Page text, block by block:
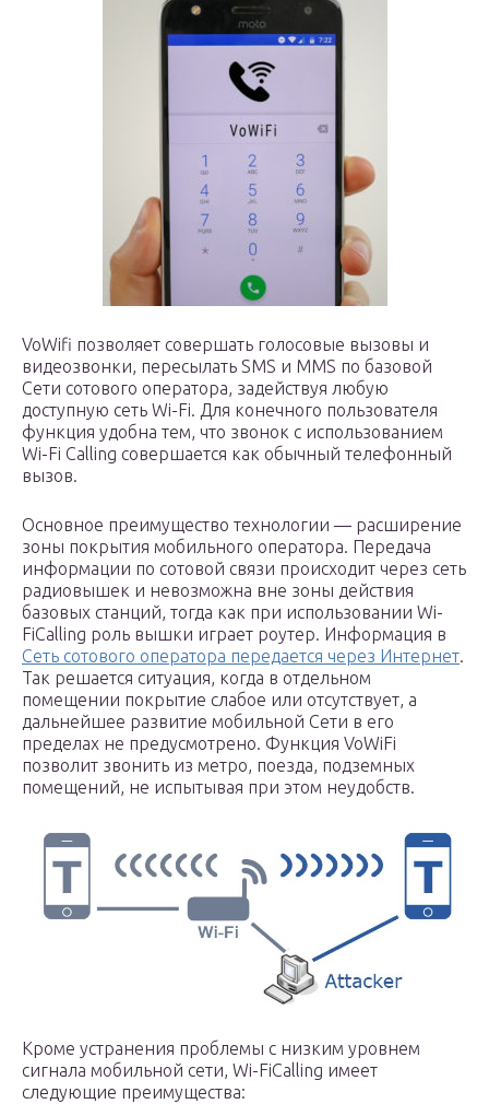
VoWifi позволяет совершать голосовые вызовы и
видеозвонки, пересылать SMS и MMS по базовой
Сети сотового оператора, задействуя любую
доступную сеть Wi-Fi. Для конечного пользователя
функция удобна тем, что звонок с использованием
Wi-Fi Calling совершается как обычный телефонный
вызов.
Основное преимущество технологии — расширение
зоны покрытия мобильного оператора. Передача
информации по сотовой связи происходит через сеть
радиовышек и невозможна вне зоны действия
базовых станций, тогда как при использовании Wi-
FiCalling роль вышки играет роутер. Информация в
Сеть сотового оператора передается через Интернет.
Так решается ситуация, когда в отдельном
помещении покрытие слабое или отсутствует, а
дальнейшее развитие мобильной Сети в его
пределах не предусмотрено. Функция VoWiFi
позволит звонить из метро, поезда, подземных
помещений, не испытывая при этом неудобств.
Кроме устранения проблемы с низким уровнем
сигнала мобильной сети, Wi-FiCalling имеет
следующие преимущества: